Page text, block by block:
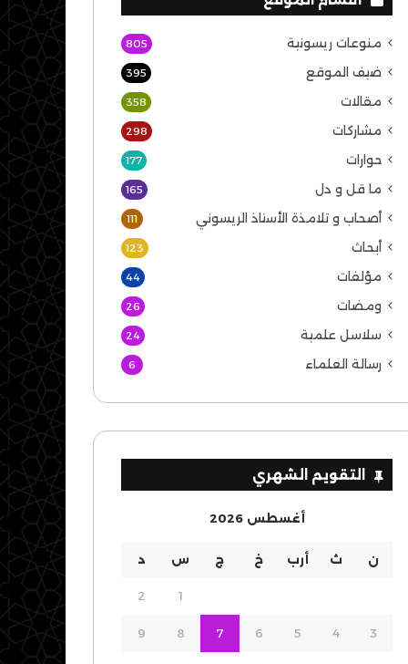
منوعات ريسونية 805
ضيف الموقع 395
مقالات 358
مشاركات 298
حوارات 177
ما قل و دل 165
أصحاب و تلامذة الأستاذ الريسوني 111
أبحاث 123
مؤلفات 44
ومضات 26
سلاسل علمية 24
رسالة العلماء 6
التقويم الشهري
أغسطس 2026
ن ث أرب خ ج س د
1
2
3
4
5
6
7
8
9